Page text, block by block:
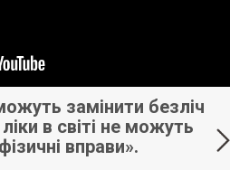
замінити безліч
в світі не можуть
вправи».